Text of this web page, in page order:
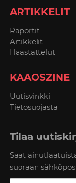
ARTIKKELIT
Raportit
Artikkelit
Haastattelut
KAAOSZINE
Uutisvinkki
Tietosuojasta
Tilaa
Saat
suoraan